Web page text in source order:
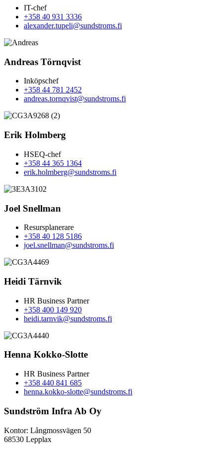
IT-chef
+358 40 931 3336
alexander.tupeli@sundstroms.fi
Andreas Törnqvist
Inköpschef
+358 44 781 2452
andreas.tornqvist@sundstroms.fi
Erik Holmberg
HSEQ-chef
+358 44 365 1364
erik.holmberg@sundstroms.fi
Joel Snellman
Resursplanerare
+358 40 128 5186
joel.snellman@sundstroms.fi
Heidi Tärnvik
HR Business Partner
+358 400 149 920
heidi.tarnvik@sundstroms.fi
Henna Kokko-Slotte
HR Business Partner
+358 440 841 685
henna.kokko-slotte@sundstroms.fi
Sundström Infra Ab Oy
Kontor: Långmossvägen 50
68530 Lepplax